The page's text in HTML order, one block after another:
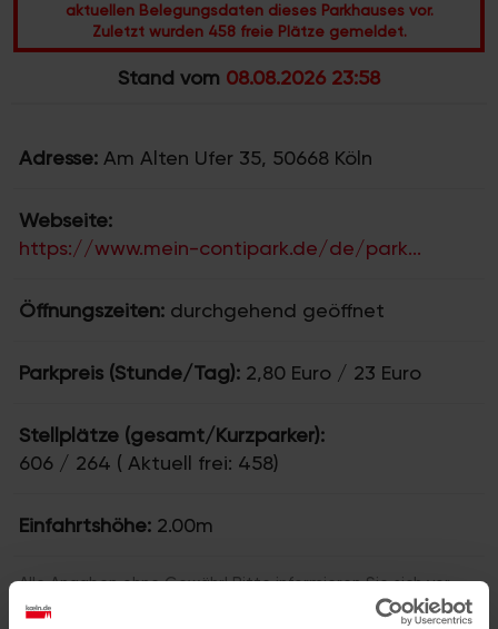
aktuellen Belegungsdaten dieses Parkhauses vor.
Zuletzt wurden 458 freie Plätze gemeldet.
Stand vom 08.08.2026 23:58
Adresse: Am Alten Ufer 35, 50668 Köln
Webseite:
https://www.mein-contipark.de/de/park...
Öffnungszeiten: durchgehend geöffnet
Parkpreis (Stunde/Tag): 2,80 Euro / 23 Euro
Stellplätze (gesamt/Kurzparker):
606 / 264 ( Aktuell frei: 458)
Einfahrtshöhe: 2.00m
Alle Angaben ohne Gewähr!Bitte informieren Sie sich vor
der Einfahrt in das Parkhaus vor Ort über die aktuellen Tarife